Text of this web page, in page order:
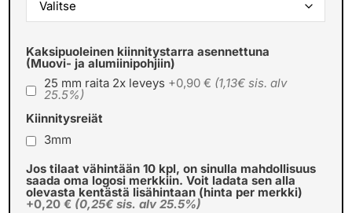
Kaksipuoleinen kiinnitystarra asennettuna
(Muovi- ja alumiinipohjiin)
25 mm raita 2x leveys +0,90 € (1,13€ sis. alv
25.5%)
Kiinnitysreiät
3mm
Jos tilaat vähintään 10 kpl, on sinulla mahdollisuus
saada oma logosi merkkiin. Voit ladata sen alla
olevasta kentästä lisähintaan (hinta per merkki)
+0,20 € (0,25€ sis. alv 25.5%)